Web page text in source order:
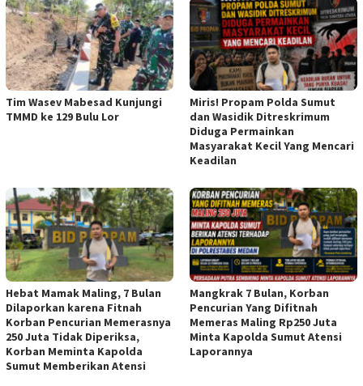
Tim Wasev Mabesad Kunjungi
TMMD ke 129 Bulu Lor
Miris! Propam Polda Sumut
dan Wasidik Ditreskrimum
Diduga Permainkan
Masyarakat Kecil Yang Mencari
Keadilan
Hebat Mamak Maling, 7 Bulan
Dilaporkan karena Fitnah
Korban Pencurian Memerasnya
250 Juta Tidak Diperiksa,
Korban Meminta Kapolda
Sumut Memberikan Atensi
Mangkrak 7 Bulan, Korban
Pencurian Yang Difitnah
Memeras Maling Rp250 Juta
Minta Kapolda Sumut Atensi
Laporannya